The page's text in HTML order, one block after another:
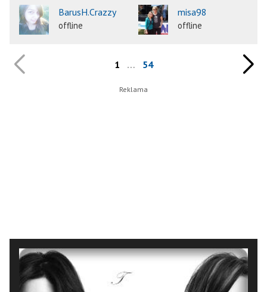
BarusH.Crazzy
offline
misa98
offline
1 … 54